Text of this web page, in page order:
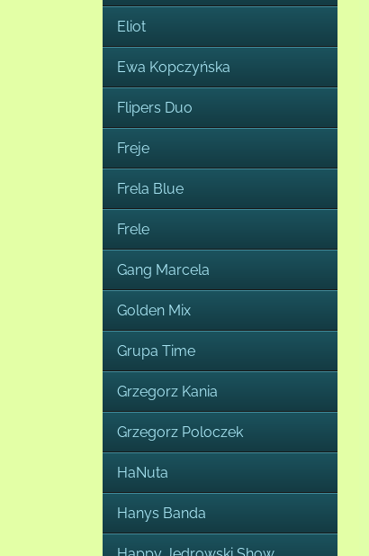
Eliot
Ewa Kopczyńska
Flipers Duo
Freje
Frela Blue
Frele
Gang Marcela
Golden Mix
Grupa Time
Grzegorz Kania
Grzegorz Poloczek
HaNuta
Hanys Banda